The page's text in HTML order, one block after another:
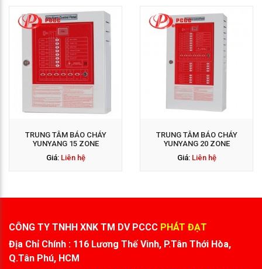
TRUNG TÂM BÁO CHÁY
YUNYANG 15 ZONE
Giá: Liên hệ
GỌI NGAY: 0938 563
114
TRUNG TÂM BÁO CHÁY
YUNYANG 20 ZONE
Giá: Liên hệ
CÔNG TY TNHH XNK TM DV PCCC PHÁT ĐẠT
Địa Chỉ Chính : 116 Lương Thế Vinh, P.Tân Thới Hòa,
Q.Tân Phú, HCM